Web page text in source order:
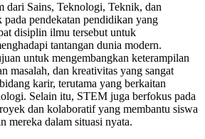
dari Sains, Teknologi, Teknik, dan
pendekatan pendidikan yang
disiplin ilmu tersebut untuk
tantangan dunia modern.
untuk mengembangkan keterampilan
masalah, dan kreativitas yang sangat
karir, terutama yang berkaitan
Selain itu, STEM juga berfokus pada
dan kolaboratif yang membantu siswa
mereka dalam situasi nyata.